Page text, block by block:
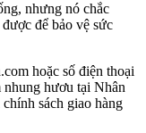
nhưng nó chắc
để bảo vệ sức
hoặc số điện thoại
nhung hươu tại Nhân
sách giao hàng